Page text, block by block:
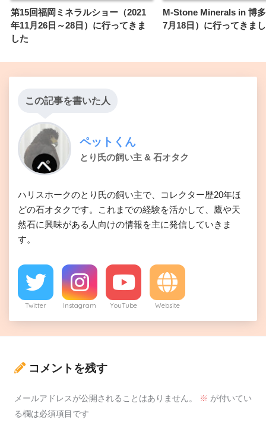
第15回福岡ミネラルショー（2021
年11月26日～28日）に行ってきま
した
M-Stone Minerals in 博
7月18日）に行ってきま
この記事を書いた人
ペットくん
とり氏の飼い主 & 石オタク
ハリスホークのとり氏の飼い主で、コレクター歴20年ほ
どの石オタクです。これまでの経験を活かして、鷹や天
然石に興味がある人向けの情報を主に発信していきま
す。
Twitter Instagram YouTube Website
コメントを残す
メールアドレスが公開されることはありません。 ※ が付いてい
る欄は必須項目です